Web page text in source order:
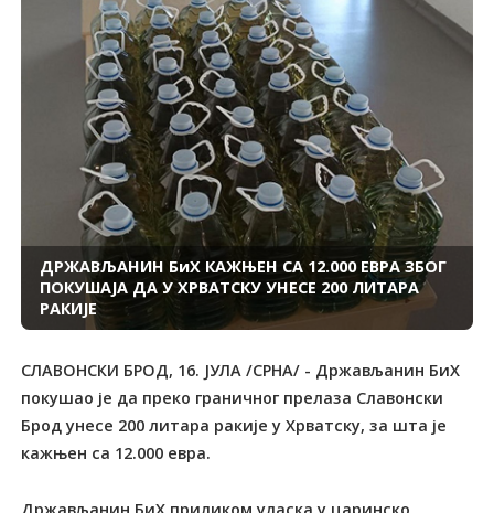
ДРЖАВЉАНИН БиХ КАЖЊЕН СА 12.000 ЕВРА ЗБОГ
ПОКУШАЈА ДА У ХРВАТСКУ УНЕСЕ 200 ЛИТАРА
РАКИЈЕ
СЛАВОНСКИ БРОД, 16. ЈУЛА /СРНА/ - Држављанин БиХ
покушао је да преко граничног прелаза Славонски
Брод унесе 200 литара ракије у Хрватску, за шта је
кажњен са 12.000 евра.